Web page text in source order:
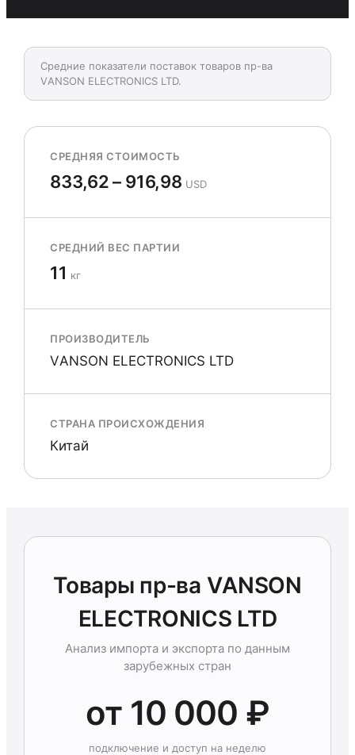
Средние показатели поставок товаров пр-ва
VАNSОN ELECTRONICS LTD.
СРЕДНЯЯ СТОИМОСТЬ
833,62 – 916,98 USD
СРЕДНИЙ ВЕС ПАРТИИ
11 кг
ПРОИЗВОДИТЕЛЬ
VАNSОN ELECTRONICS LTD
СТРАНА ПРОИСХОЖДЕНИЯ
Китай
Товары пр-ва VАNSОN
ELECTRONICS LTD
Анализ импорта и экспорта по данным
зарубежных стран
от 10 000 ₽
подключение и доступ на неделю